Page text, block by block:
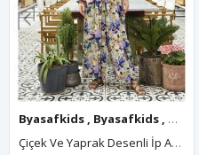
Byasafkids , Byasafkids ,
Çiçek Ve Yaprak Desenli İp Askılı Tulum